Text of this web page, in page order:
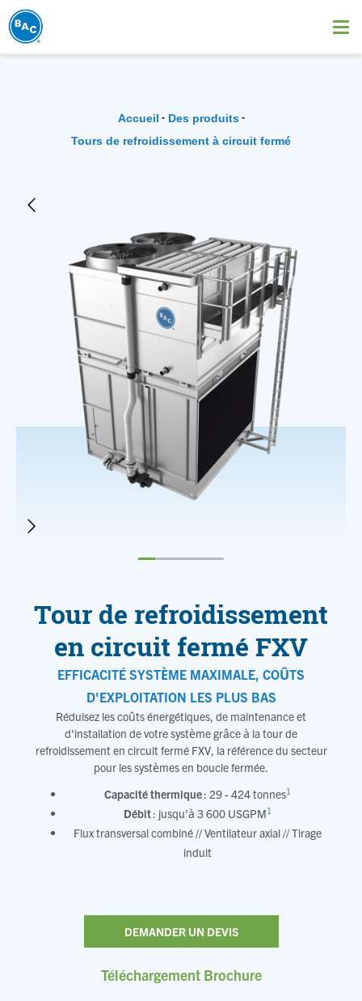
Aller
au
contenu
d'Ariane
Accueil
Des produits
Tours de refroidissement à circuit fermé
Tour de refroidissement
en circuit fermé FXV
EFFICACITÉ SYSTÈME MAXIMALE, COÛTS
D'EXPLOITATION LES PLUS BAS
Réduisez les coûts énergétiques, de maintenance et
d'installation de votre système grâce à la tour de
refroidissement en circuit fermé FXV, la référence du secteur
pour les systèmes en boucle fermée.
Capacité thermique: 29 - 424 tonnes1
Débit: jusqu'à 3 600 USGPM1
Flux transversal combiné // Ventilateur axial // Tirage
induit
DEMANDER UN DEVIS
Téléchargement Brochure